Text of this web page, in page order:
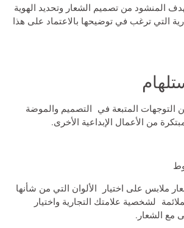
المنشود من تصميم الشعار وتحديد الهوية
التي ترغب في توضيحها بالاعتماد على هذا
التوجهات المتبعة في التصميم والموضة
من الأعمال الإبداعية الأخرى.
ملابس على اختيار الألوان التي من شأنها
لشخصية علامتك التجارية واختيار
مع الشعار.